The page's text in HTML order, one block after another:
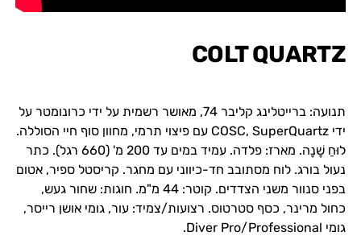
COLT QUARTZ
תנועה: ברייטלינג קליבר 74, מאושר רשמית על ידי כרונומטר על
ידי COSC, SuperQuartz עם פיצוי תרמי, מחוון סוף חיי הסוללה.
לוּחַ שָׁנָה. מארז: פלדה. עמיד במים עד 200 מ' (660 רגל). כתר
נעול בורג. לוח מסתובב חד-כיווני עם מחגר. קריסטל ספיר, אטום
בפני סנוור משני הצדדים. קוטר: 44 מ"מ. חוגות: שחור געש,
כחול מרינר, כסף סטרטוס. רצועות/צמיד: עור, גומי אושן רייסר,
גומי Diver Pro/Professional.